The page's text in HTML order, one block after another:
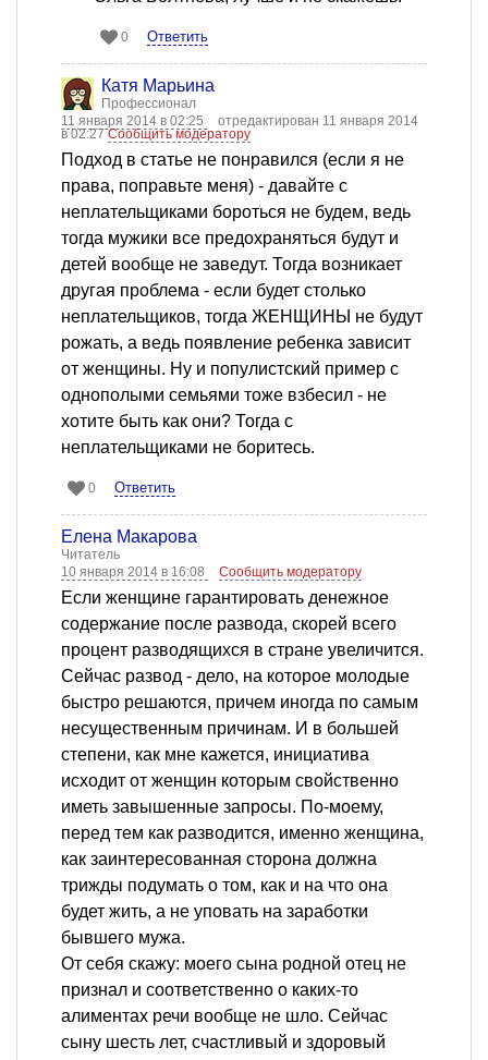
0 Ответить
Катя Марьина
Профессионал
11 января 2014 в 02:25
отредактирован 11 января 2014
в 02:27Сообщить модератору
Подход в статье не понравился (если я не
права, поправьте меня) - давайте с
неплательщиками бороться не будем, ведь
тогда мужики все предохраняться будут и
детей вообще не заведут. Тогда возникает
другая проблема - если будет столько
неплательщиков, тогда ЖЕНЩИНЫ не будут
рожать, а ведь появление ребенка зависит
от женщины. Ну и популистский пример с
однополыми семьями тоже взбесил - не
хотите быть как они? Тогда с
неплательщиками не боритесь.
0 Ответить
Елена Макарова
Читатель
10 января 2014 в 16:08
Сообщить модератору
Если женщине гарантировать денежное
содержание после развода, скорей всего
процент разводящихся в стране увеличится.
Сейчас развод - дело, на которое молодые
быстро решаются, причем иногда по самым
несущественным причинам. И в большей
степени, как мне кажется, инициатива
исходит от женщин которым свойственно
иметь завышенные запросы. По-моему,
перед тем как разводится, именно женщина,
как заинтересованная сторона должна
трижды подумать о том, как и на что она
будет жить, а не уповать на заработки
бывшего мужа.
От себя скажу: моего сына родной отец не
признал и соответственно о каких-то
алиментах речи вообще не шло. Сейчас
сыну шесть лет, счастливый и здоровый